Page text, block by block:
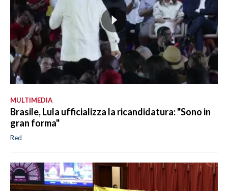
MULTIMEDIA
Brasile, Lula ufficializza la ricandidatura: "Sono in
gran forma"
Red